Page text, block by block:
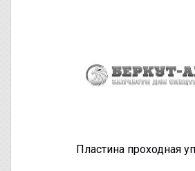
Пластина проходная